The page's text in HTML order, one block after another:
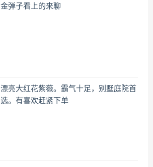
金弹子看上的来聊
漂亮大红花紫薇。霸气十足，别墅庭院首
选。有喜欢赶紧下单